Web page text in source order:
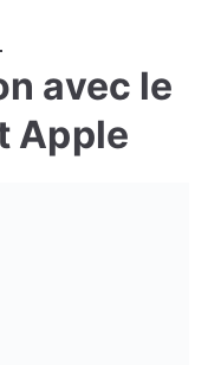
avec le
Apple